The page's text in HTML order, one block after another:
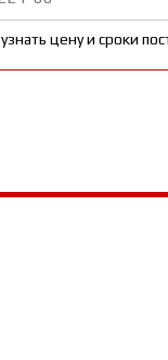
цену и сроки